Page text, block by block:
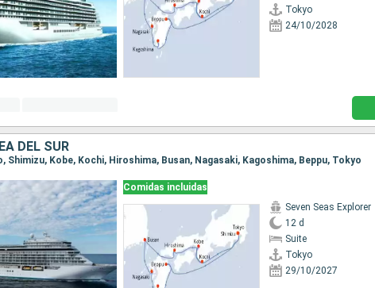
Tokyo
24/10/2028
DEL SUR
Shimizu, Kobe, Kochi, Hiroshima, Busan, Nagasaki, Kagoshima, Beppu, Tokyo
Comidas incluidas
Seven Seas Explorer
12 d
Suite
Tokyo
29/10/2027